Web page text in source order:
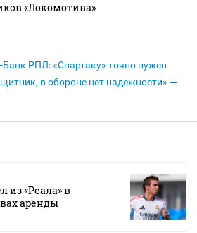
«Локомотива»
Банк РПЛ:«Спартаку» точно нужен
в обороне нет надежности» —
из «Реала» в
аренды